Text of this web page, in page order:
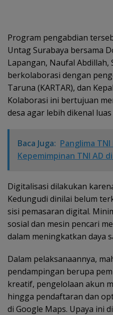
Program pengabdian
Untag Surabaya bersama
Lapangan, Naufal Abdillah,
berkolaborasi dengan
Taruna (KARTAR), dan
Kolaborasi ini bertujuan
desa agar lebih dikenal
Baca Juga: Panglima
Kepemimpinan TNI AD
Digitalisasi dilakukan
Kedungudi dinilai belum
sisi pemasaran digital.
sosial dan mesin pencari
dalam meningkatkan daya
Dalam pelaksanaannya,
pendampingan berupa
kreatif, pengelolaan akun
hingga pendaftaran dan
di Google Maps. Upaya ini